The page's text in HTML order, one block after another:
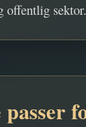
offentlig sektor.